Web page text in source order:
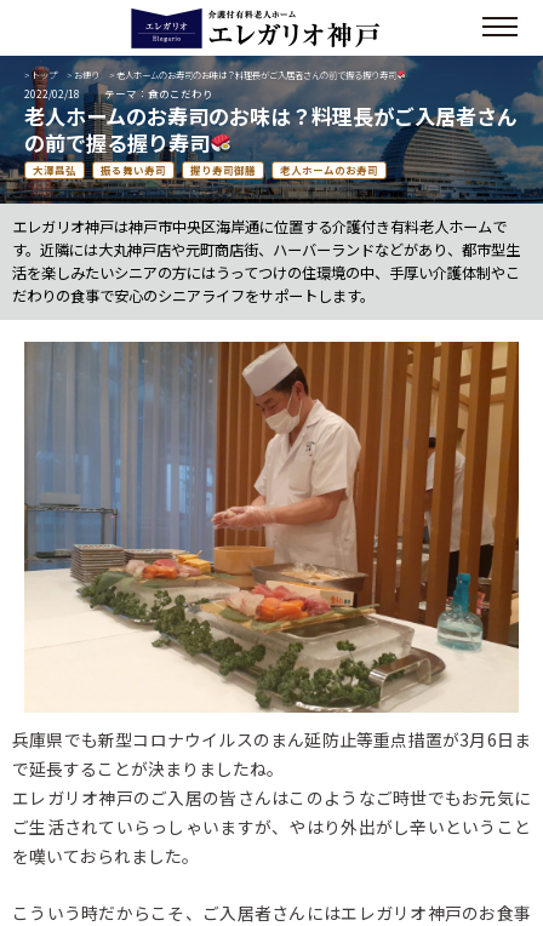
>トップ >お便り > 老人ホームのお寿司のお味は？料理長がご入居者さんの前で握る握り寿司
2022/02/18 テーマ：食のこだわり
老人ホームのお寿司のお味は？料理長がご入居者さん
の前で握る握り寿司
大澤昌弘 振る舞い寿司 握り寿司御膳 老人ホームのお寿司
エレガリオ神戸は神戸市中央区海岸通に位置する介護付き有料老人ホームで
す。近隣には大丸神戸店や元町商店街、ハーバーランドなどがあり、都市型生
活を楽しみたいシニアの方にはうってつけの住環境の中、手厚い介護体制やこ
だわりの食事で安心のシニアライフをサポートします。
兵庫県でも新型コロナウイルスのまん延防止等重点措置が3月6日ま
で延長することが決まりましたね。
エレガリオ神戸のご入居の皆さんはこのようなご時世でもお元気に
ご生活されていらっしゃいますが、やはり外出がし辛いということ
を嘆いておられました。
こういう時だからこそ、ご入居者さんにはエレガリオ神戸のお食事